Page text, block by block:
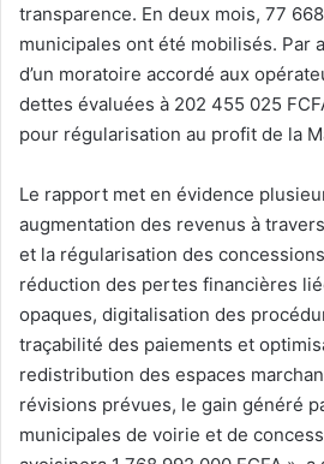
transparence. En deux mois, 77
municipales ont été mobilisés. Par
d’un moratoire accordé aux
dettes évaluées à 202 455 025
pour régularisation au profit de la
Le rapport met en évidence
augmentation des revenus à
et la régularisation des
réduction des pertes financières
opaques, digitalisation des
traçabilité des paiements et
redistribution des espaces
révisions prévues, le gain généré
municipales de voirie et de